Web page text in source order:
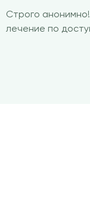
Строго
лечение по